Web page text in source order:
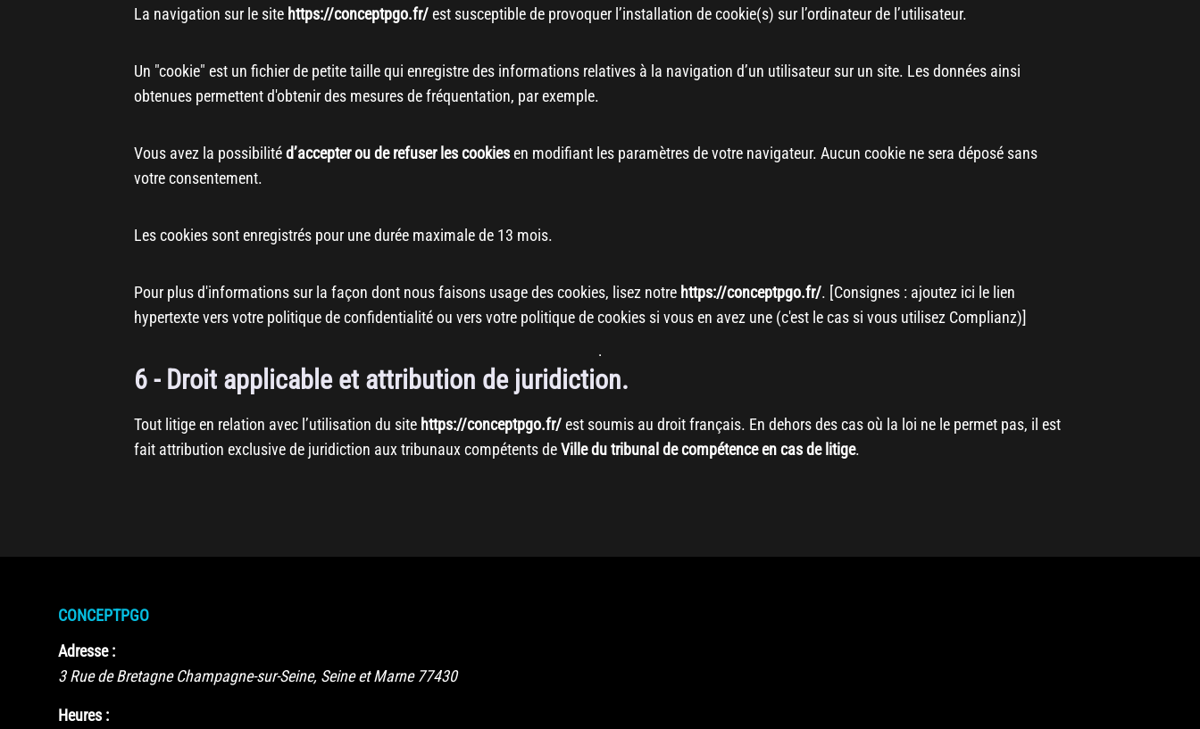
La navigation sur le site https://conceptpgo.fr/est susceptible de provoquer l’installation de cookie(s) sur l’ordinateur de l’utilisateur.
Un "cookie" est un fichier de petite taille qui enregistre des informations relatives à la navigation d’un utilisateur sur un site. Les données ainsi
obtenues permettent d'obtenir des mesures de fréquentation, par exemple.
Vous avez la possibilitéd’accepter ou de refuser les cookiesen modifiant les paramètres de votre navigateur. Aucun cookie ne sera déposé sans
votre consentement.
Les cookies sont enregistrés pour une durée maximale de 13 mois.
Pour plus d'informations sur la façon dont nous faisons usage des cookies, lisez notre https://conceptpgo.fr/. [Consignes : ajoutez ici le lien
hypertexte vers votre politique de confidentialité ou vers votre politique de cookies si vous en avez une (c'est le cas si vous utilisez Complianz)]
6 - Droit applicable et attribution de juridiction.
Tout litige en relation avec l’utilisation du site https://conceptpgo.fr/est soumis au droit français. En dehors des cas où la loi ne le permet pas, il est
fait attribution exclusive de juridiction aux tribunaux compétents deVille du tribunal de compétence en cas de litige.
CONCEPTPGO
Adresse :
3 Rue de Bretagne Champagne-sur-Seine, Seine et Marne 77430
Heures :